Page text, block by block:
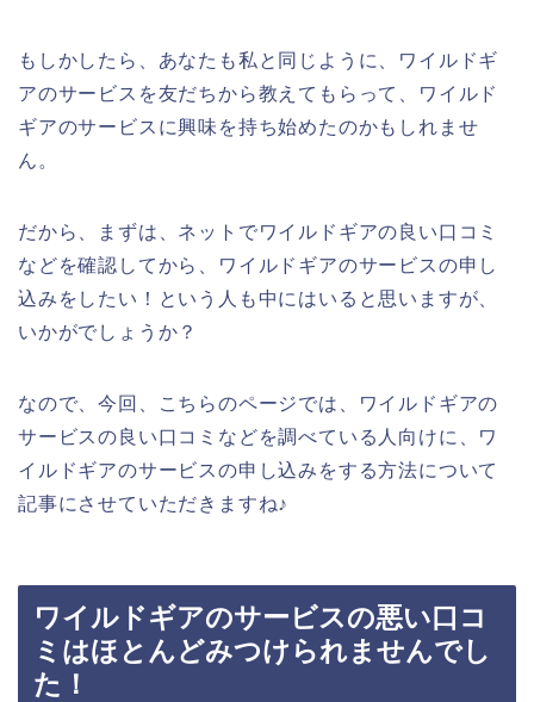
もしかしたら、あなたも私と同じように、ワイルドギ
アのサービスを友だちから教えてもらって、ワイルド
ギアのサービスに興味を持ち始めたのかもしれませ
ん。
だから、まずは、ネットでワイルドギアの良い口コミ
などを確認してから、ワイルドギアのサービスの申し
込みをしたい！という人も中にはいると思いますが、
いかがでしょうか？
なので、今回、こちらのページでは、ワイルドギアの
サービスの良い口コミなどを調べている人向けに、ワ
イルドギアのサービスの申し込みをする方法について
記事にさせていただきますね♪
ワイルドギアのサービスの悪い口コ
ミはほとんどみつけられませんでし
た！